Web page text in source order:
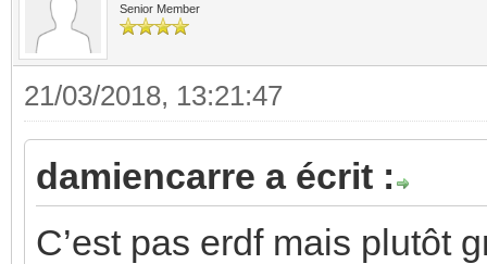
Senior Member
21/03/2018, 13:21:47
damiencarre a écrit :
C’est pas erdf mais plutôt